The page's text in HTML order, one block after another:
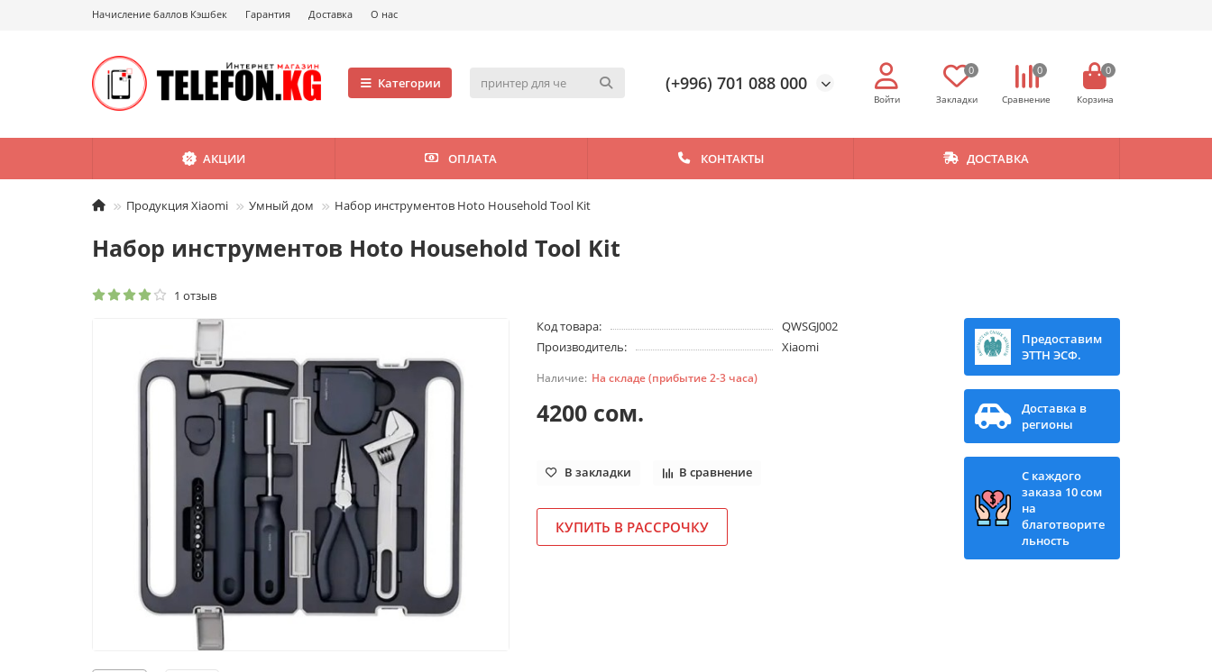
Начисление баллов Кэшбек Гарантия Доставка О нас
Категории (+996) 701 088 000
0 0 0
АКЦИИ ОПЛАТА КОНТАКТЫ ДОСТАВКА
Продукция Xiaomi Умный дом Набор инструментов Hoto Household Tool Kit
Набор инструментов Hoto Household Tool Kit
1 отзыв
Код товара:
QWSGJ002
Производитель:
Xiaomi
На складе (прибытие 2-3 часа)
4200 сом.
В закладки В сравнение
КУПИТЬ В РАССРОЧКУ
Предоставим
ЭТТН ЭСФ.
Доставка в
регионы
С каждого
заказа 10 сом
на
благотворите
льность